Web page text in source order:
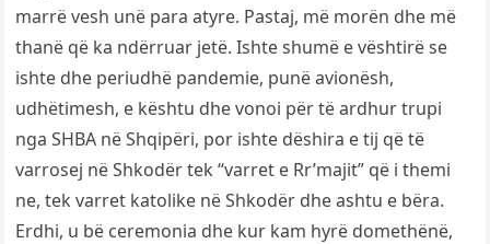
marrë vesh unë para atyre. Pastaj, më morën dhe më
thanë që ka ndërruar jetë. Ishte shumë e vështirë se
ishte dhe periudhë pandemie, punë avionësh,
udhëtimesh, e kështu dhe vonoi për të ardhur trupi
nga SHBA në Shqipëri, por ishte dëshira e tij që të
varrosej në Shkodër tek “varret e Rr’majit” që i themi
ne, tek varret katolike në Shkodër dhe ashtu e bëra.
Erdhi, u bë ceremonia dhe kur kam hyrë domethënë,